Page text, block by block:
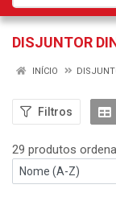
DISJUNTOR
INÍCIO
Filtros
29 produtos